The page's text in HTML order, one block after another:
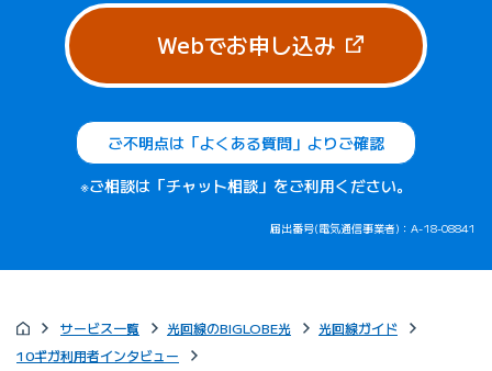
Webでお申し込み（新しいタブ
ご不明点は「よくある質問」よりご確認
※ご相談は「チャット相談」をご利用ください。
届出番号(電気通信事業者)：A-18-08841
サービス一覧 光回線のBIGLOBE光
光回線ガイド
10ギガ利用者インタビュー